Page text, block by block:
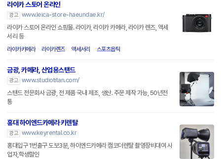
라이카 스토어 온라인
광고 www.leica-store-haeundae.kr/
라이카 스토어 온라인 쇼핑몰. 라이카, 라이카 카메라, 라이카 렌즈, 액세
서리 등
라이카카메라 라이카렌즈 액세서리 스포츠옵틱
금광, 카메라, 산업용스탠드
광고 www.studiotitan.com/
스탠드 전문회사 금광, 전 제품 국내 제조, 생산. 주문 제작 가능, 50년전
통
홍대 하이엔드카메라 키렌탈
광고 www.keyrental.co.kr
홍대입구 1번출구 도보3분, 하이엔드카메라 캠코더렌탈 촬영장비대여 사
업자,학생할인